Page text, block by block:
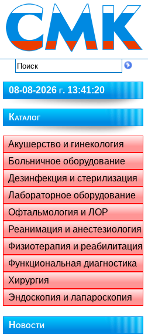
08-08-2026 г. 13:41:20
Каталог
Акушерство и гинекология
Больничное оборудование
Дезинфекция и стерилизация
Лабораторное оборудование
Офтальмология и ЛОР
Реанимация и анестезиология
Физиотерапия и реабилитация
Функциональная диагностика
Хирургия
Эндоскопия и лапароскопия
Новости